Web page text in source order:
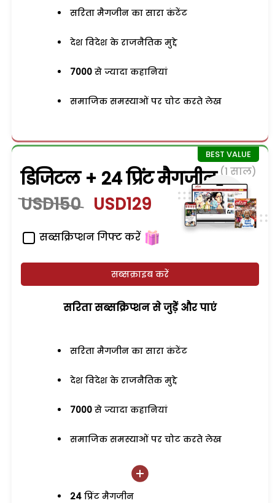
सरिता मैगजीन का सारा कंटेंट
देश विदेश के राजनैतिक मुद्दे
7000 से ज्यादा कहानियां
समाजिक समस्याओं पर चोट करते लेख
डिजिटल + 24 प्रिंट मैगजीन (1 साल)
USD150 USD129
सब्सक्रिप्शन गिफ्ट करें
सब्सक्राइब करें
सरिता सब्सक्रिप्शन से जुड़ेें और पाएं
सरिता मैगजीन का सारा कंटेंट
देश विदेश के राजनैतिक मुद्दे
7000 से ज्यादा कहानियां
समाजिक समस्याओं पर चोट करते लेख
24 प्रिंट मैगजीन